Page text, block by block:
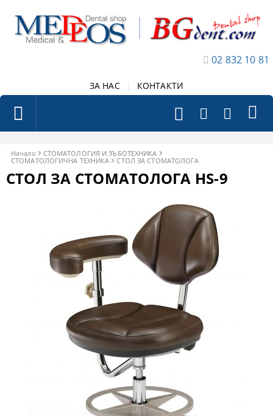
02 832 10 81
ЗА НАС КОНТАКТИ
Начало
СТОМАТОЛОГИЯ И ЗЪБОТЕХНИКА
СТОМАТОЛОГИЧНА ТЕХНИКА
СТОЛ ЗА СТОМАТОЛОГА
СТОЛ ЗА СТОМАТОЛОГА HS-9